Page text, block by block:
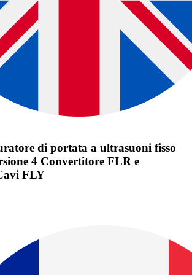
di portata a ultrasuoni fisso
4 Convertitore FLR e
FLY